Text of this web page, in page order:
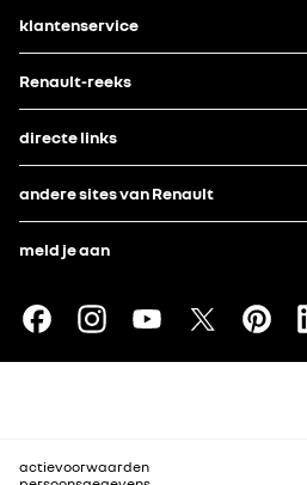
klantenservice
Renault-reeks
directe links
andere sites van Renault
meld je aan
actievoorwaarden